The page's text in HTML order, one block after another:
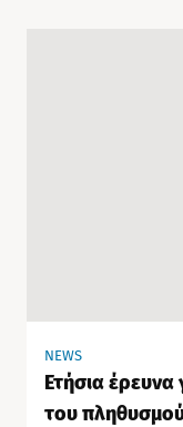
NEWS
Ετήσια έρευνα
του